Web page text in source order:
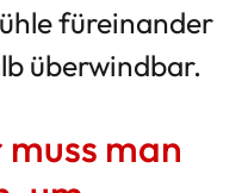
füreinander
überwindbar.
man